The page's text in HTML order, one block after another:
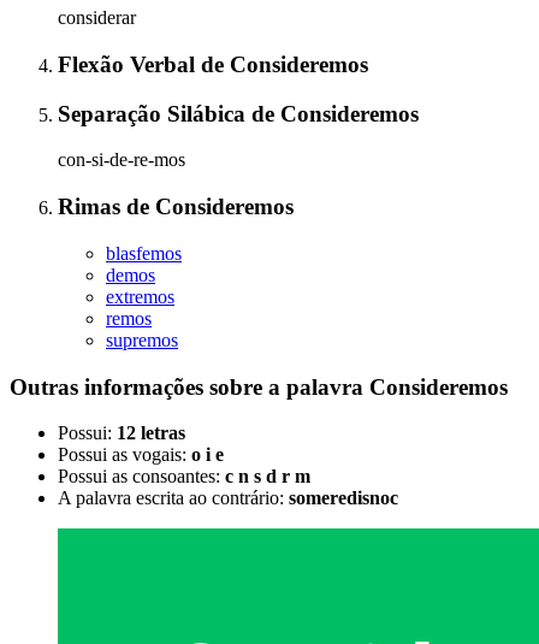
considerar
Flexão Verbal de Consideremos
Separação Silábica de Consideremos
con-si-de-re-mos
Rimas de Consideremos
blasfemos
demos
extremos
remos
supremos
Outras informações sobre a palavra Consideremos
Possui: 12 letras
Possui as vogais: o i e
Possui as consoantes: c n s d r m
A palavra escrita ao contrário: someredisnoc